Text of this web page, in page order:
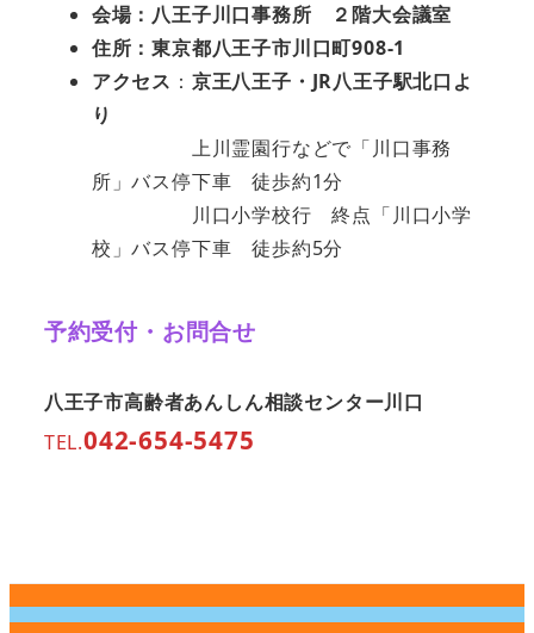
会場：八王子川口事務所 ２階大会議室
住所：東京都八王子市川口町908-1
アクセス ： 京王八王子・JR八王子駅北口よ
り
上川霊園行などで「川口事務
所」バス停下車 徒歩約1分
川口小学校行 終点「川口小学
校」バス停下車 徒歩約5分
予約受付・お問合せ
八王子市高齢者あんしん相談センター川口
TEL.042-654-5475
報
保
ト
マ
いて